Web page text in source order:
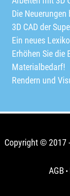
Die Neuerungen
3D CAD der
Ein neues
Erhöhen Sie die
Materialbedarf!
Rendern und
Copyright © 2017
AGB •